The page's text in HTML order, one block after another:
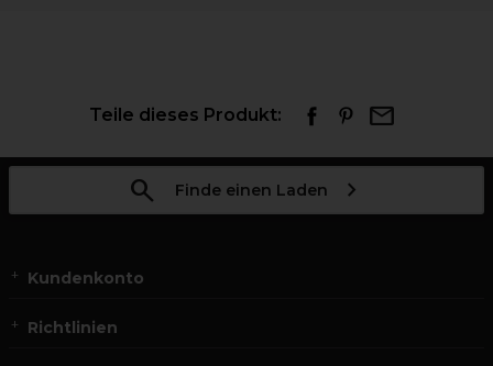
Teile dieses Produkt:
Finde einen Laden
Kundenkonto
Richtlinien